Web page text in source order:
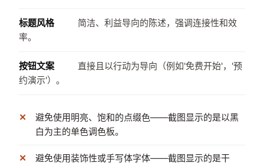
标题风格
简洁、利益导向的陈述，强调连接性和效
率。
按钮文案
直接且以行动为导向（例如'免费开始'，'预
约演示'）。
避免使用明亮、饱和的点缀色——截图显示的是以黑
白为主的单色调色板。
避免使用装饰性或手写体字体——截图显示的是干